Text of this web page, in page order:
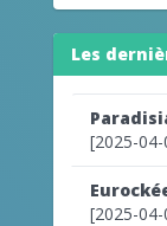
Les
[2025-
[2025-